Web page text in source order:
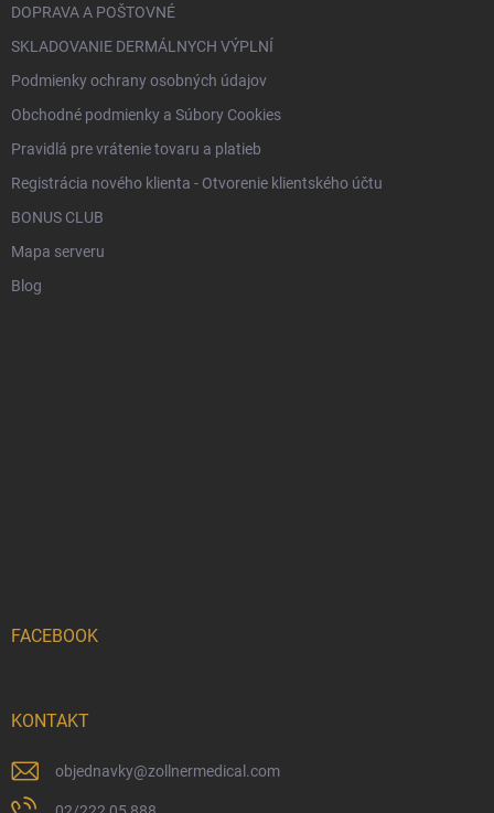
DOPRAVA A POŠTOVNÉ
SKLADOVANIE DERMÁLNYCH VÝPLNÍ
Podmienky ochrany osobných údajov
Obchodné podmienky a Súbory Cookies
Pravidlá pre vrátenie tovaru a platieb
Registrácia nového klienta - Otvorenie klientského účtu
BONUS CLUB
Mapa serveru
Blog
FACEBOOK
KONTAKT
objednavky@zollnermedical.com